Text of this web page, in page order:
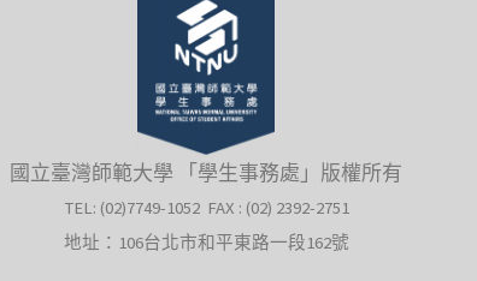
國立臺灣師範大學 「學生事務處」版權所有
TEL: (02)7749-1052 FAX : (02) 2392-2751
地址：106台北市和平東路一段162號